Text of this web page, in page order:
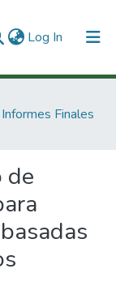
Log In (current)
Finales
de